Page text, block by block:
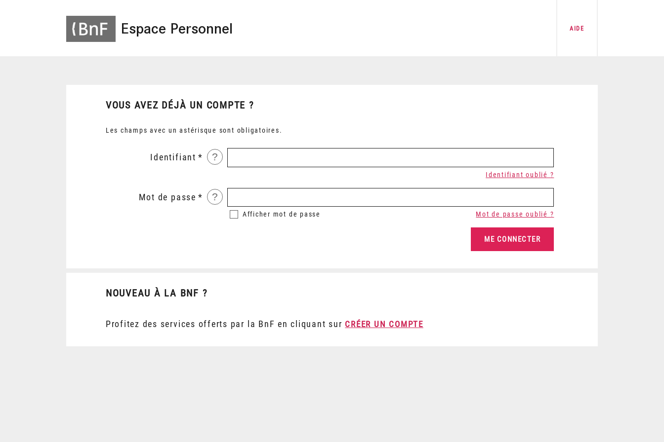
Espace Personnel AIDE
VOUS AVEZ DÉJÀ UN COMPTE ?
Les champs avec un astérisque sont obligatoires.
Identifiant ?
Identifiant oublié ?
Mot de passe ?
Afficher mot de passe Mot de passe oublié ?
NOUVEAU À LA BNF ?
Profitez des services offerts par la BnF en cliquant sur CRÉER UN COMPTE